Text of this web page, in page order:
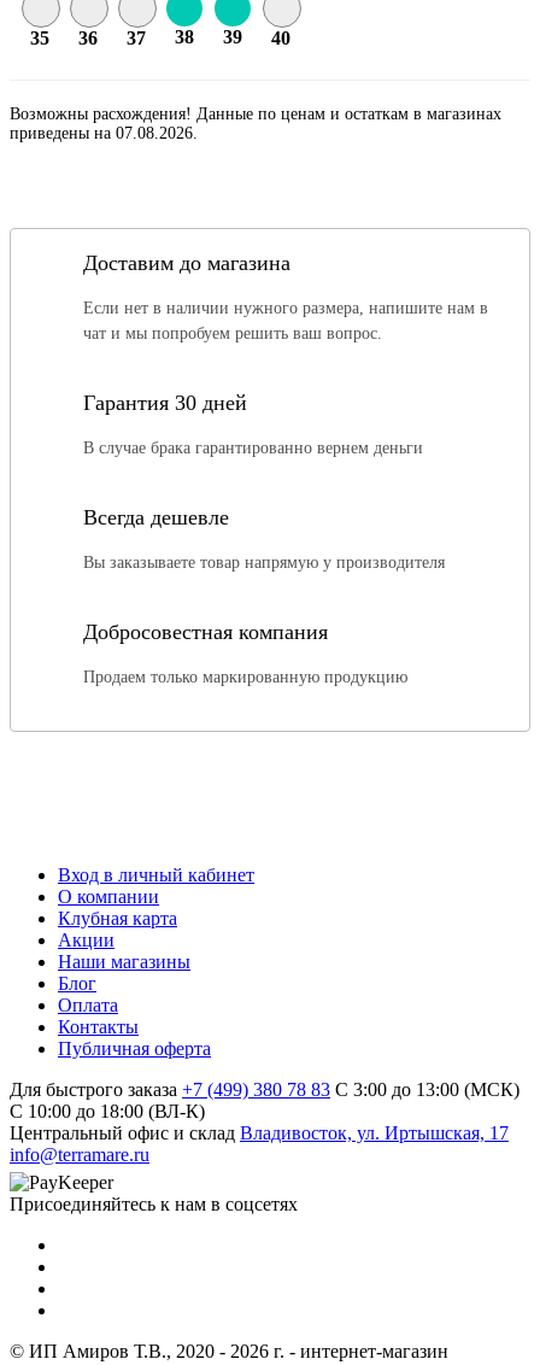
35 36 37 38 39 40
Возможны расхождения! Данные по ценам и остаткам в магазинах
приведены на 07.08.2026.
Доставим до магазина
Если нет в наличии нужного размера, напишите нам в
чат и мы попробуем решить ваш вопрос.
Гарантия 30 дней
В случае брака гарантированно вернем деньги
Всегда дешевле
Вы заказываете товар напрямую у производителя
Добросовестная компания
Продаем только маркированную продукцию
Вход в личный кабинет
О компании
Клубная карта
Акции
Наши магазины
Блог
Оплата
Контакты
Публичная оферта
Для быстрого заказа +7 (499) 380 78 83 С 3:00 до 13:00 (МСК)
C 10:00 до 18:00 (ВЛ-К)
Центральный офис и склад Владивосток, ул. Иртышская, 17
info@terramare.ru
Присоединяйтесь к нам в соцсетях
© ИП Амиров Т.В., 2020 - 2026 г. - интернет-магазин